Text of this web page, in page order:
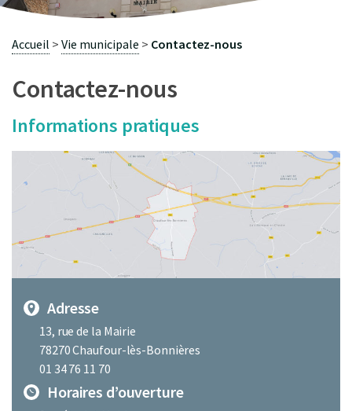
Contactez-nous
Informations pratiques
Adresse
13, rue de la Mairie
78270 Chaufour-lès-Bonnières
01 34 76 11 70
Horaires d’ouverture
Accueil Vie municipale Contactez-nous